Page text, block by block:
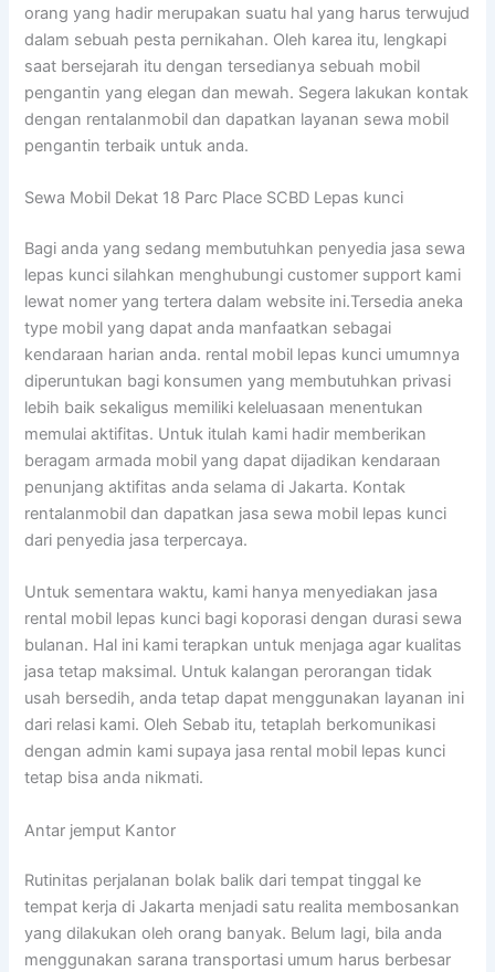
orang yang hadir merupakan suatu hal yang harus terwujud
dalam sebuah pesta pernikahan. Oleh karea itu, lengkapi
saat bersejarah itu dengan tersedianya sebuah mobil
pengantin yang elegan dan mewah. Segera lakukan kontak
dengan rentalanmobil dan dapatkan layanan sewa mobil
pengantin terbaik untuk anda.
Sewa Mobil Dekat 18 Parc Place SCBD Lepas kunci
Bagi anda yang sedang membutuhkan penyedia jasa sewa
lepas kunci silahkan menghubungi customer support kami
lewat nomer yang tertera dalam website ini.Tersedia aneka
type mobil yang dapat anda manfaatkan sebagai
kendaraan harian anda. rental mobil lepas kunci umumnya
diperuntukan bagi konsumen yang membutuhkan privasi
lebih baik sekaligus memiliki keleluasaan menentukan
memulai aktifitas. Untuk itulah kami hadir memberikan
beragam armada mobil yang dapat dijadikan kendaraan
penunjang aktifitas anda selama di Jakarta. Kontak
rentalanmobil dan dapatkan jasa sewa mobil lepas kunci
dari penyedia jasa terpercaya.
Untuk sementara waktu, kami hanya menyediakan jasa
rental mobil lepas kunci bagi koporasi dengan durasi sewa
bulanan. Hal ini kami terapkan untuk menjaga agar kualitas
jasa tetap maksimal. Untuk kalangan perorangan tidak
usah bersedih, anda tetap dapat menggunakan layanan ini
dari relasi kami. Oleh Sebab itu, tetaplah berkomunikasi
dengan admin kami supaya jasa rental mobil lepas kunci
tetap bisa anda nikmati.
Antar jemput Kantor
Rutinitas perjalanan bolak balik dari tempat tinggal ke
tempat kerja di Jakarta menjadi satu realita membosankan
yang dilakukan oleh orang banyak. Belum lagi, bila anda
menggunakan sarana transportasi umum harus berbesar